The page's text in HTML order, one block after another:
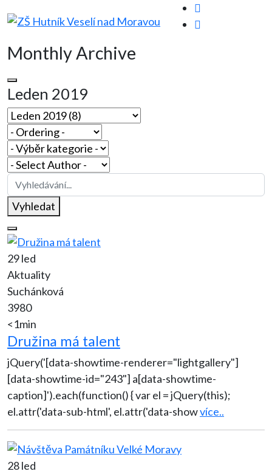
Monthly Archive
Leden 2019
Vyhledat
29 led
Aktuality
Suchánková
3980
<1min
Družina má talent
jQuery('[data-showtime-renderer="lightgallery"]
[data-showtime-id="243"] a[data-showtime-
caption]').each(function() { var el = jQuery(this);
el.attr('data-sub-html', el.attr('data-showvíce..
28 led